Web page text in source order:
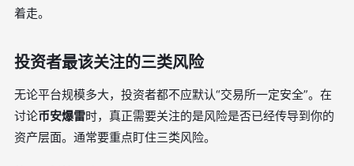
着走。
投资者最该关注的三类风险
无论平台规模多大，投资者都不应默认“交易所一定安全”。在
讨论币安爆雷时，真正需要关注的是风险是否已经传导到你的
资产层面。通常要重点盯住三类风险。